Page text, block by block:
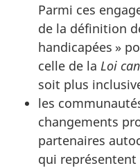
Parmi ces
de la définition
handicapées »
celle de la Loi
soit plus
les
changements
partenaires
qui représentent